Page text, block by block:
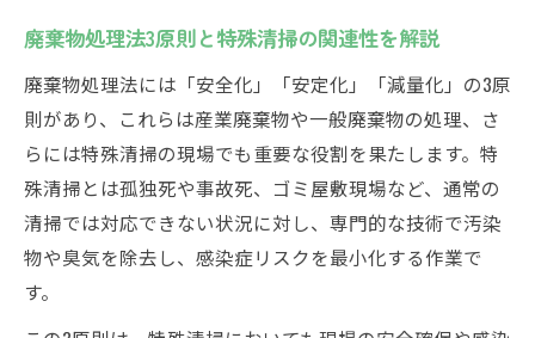
廃棄物処理法3原則と特殊清掃の関連性を解説
廃棄物処理法には「安全化」「安定化」「減量化」の3原
則があり、これらは産業廃棄物や一般廃棄物の処理、さ
らには特殊清掃の現場でも重要な役割を果たします。特
殊清掃とは孤独死や事故死、ゴミ屋敷現場など、通常の
清掃では対応できない状況に対し、専門的な技術で汚染
物や臭気を除去し、感染症リスクを最小化する作業で
す。